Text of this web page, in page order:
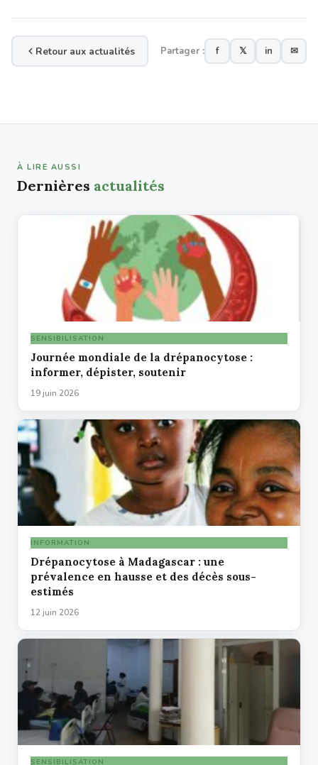
Retour aux actualités Partager : f 𝕏 in ✉
À LIRE AUSSI
Dernières actualités
SENSIBILISATION
Journée mondiale de la drépanocytose :
informer, dépister, soutenir
19 juin 2026
INFORMATION
Drépanocytose à Madagascar : une
prévalence en hausse et des décès sous-
estimés
12 juin 2026
SENSIBILISATION